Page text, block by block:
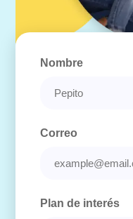
Nombre
Correo
Plan de interés